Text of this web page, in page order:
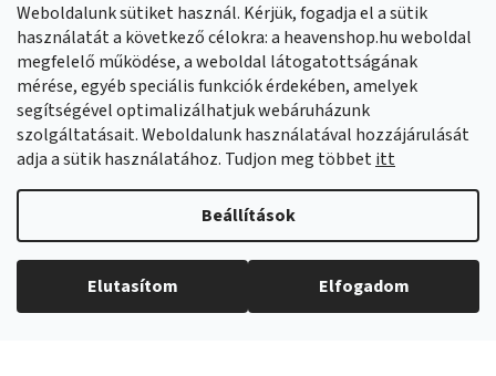
Weboldalunk sütiket használ. Kérjük, fogadja el a sütik
használatát a következő célokra: a heavenshop.hu weboldal
megfelelő működése, a weboldal látogatottságának
mérése, egyéb speciális funkciók érdekében, amelyek
segítségével optimalizálhatjuk webáruházunk
szolgáltatásait. Weboldalunk használatával hozzájárulását
adja a sütik használatához. Tudjon meg többetitt
Beállítások
Elutasítom Elfogadom
FacebookHeavenShop.sk
Eredményeink